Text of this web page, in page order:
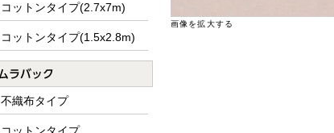
コットンタイプ(2.7x7m)
コットンタイプ(1.5x2.8m)
不織布タイプ
画像を拡大する